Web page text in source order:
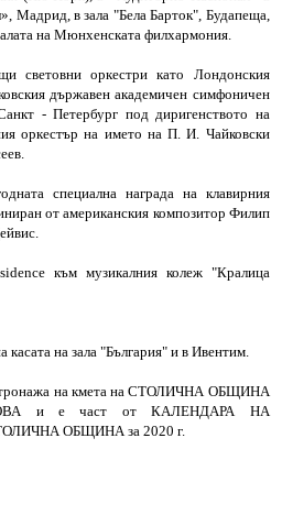
Мадрид, в зала "Бела Барток", Будапеща,
на Мюнхенската филхармония.
световни оркестри като Лондонския
държавен академичен симфоничен
- Петербург под диригенството на
оркестър на името на П. И. Чайковски
специална награда на клавирния
от американския композитор Филип
към музикалния колеж "Кралица
касата на зала "България" и в Ивентим.
на кмета на СТОЛИЧНА ОБЩИНА
и е част от КАЛЕНДАРА НА
ОБЩИНА за 2020 г.